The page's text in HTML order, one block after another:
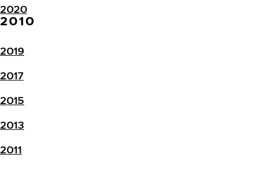
2020
2010
2019
2017
2015
2013
2011